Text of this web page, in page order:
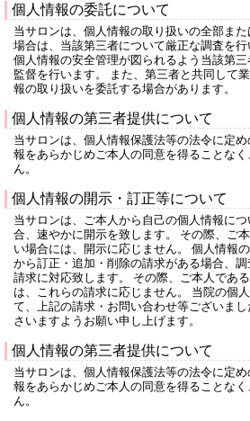
個人情報の委託について
当サロンは、個人情報の取り扱いの全部ま
場合は、当該第三者について厳正な調査を
個人情報の安全管理が図られるよう当該第
監督を行います。 また、第三者と共同して
報の取り扱いを委託する場合があります。
個人情報の第三者提供について
当サロンは、個人情報保護法等の法令に定
報をあらかじめご本人の同意を得ることな
ん。
個人情報の開示・訂正等について
当サロンは、ご本人から自己の個人情報に
合、速やかに開示を致します。 その際、ご
い場合には、開示に応じません。 個人情報
から訂正・追加・削除の請求がある場合、
請求に対応致します。 その際、ご本人であ
は、これらの請求に応じません。 当院の個
て、上記の請求・お問い合わせ等ございま
さいますようお願い申し上げます。
個人情報の第三者提供について
当サロンは、個人情報保護法等の法令に定
報をあらかじめご本人の同意を得ることな
ん。